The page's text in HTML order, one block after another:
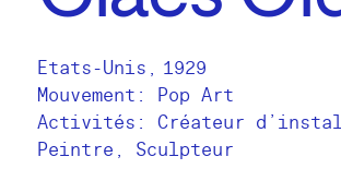
Etats-Unis , 1929
Mouvement: Pop Art
Activités: Créateur
Peintre
Sculpteur